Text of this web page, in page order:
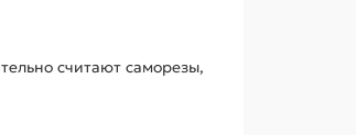
считают саморезы,